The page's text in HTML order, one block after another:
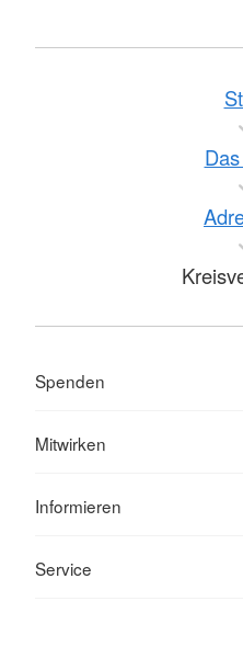
Spenden
Mitwirken
Informieren
Service